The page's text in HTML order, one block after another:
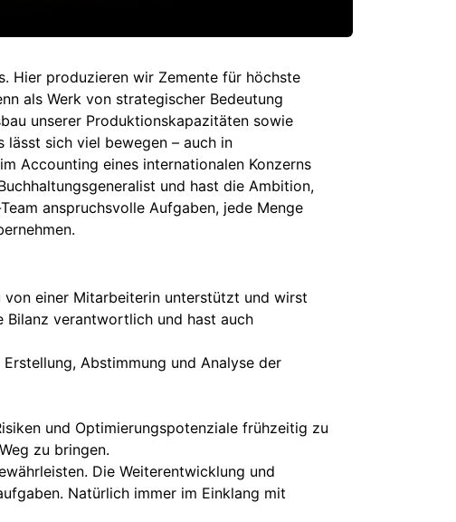
Hier produzieren wir Zemente für höchste
als Werk von strategischer Bedeutung
unserer Produktionskapazitäten sowie
lässt sich viel bewegen – auch in
Accounting eines internationalen Konzerns
und hast die Ambition,
anspruchsvolle Aufgaben, jede Menge
von einer Mitarbeiterin unterstützt und wirst
Bilanz verantwortlich und hast auch
Abstimmung und Analyse der
und Optimierungspotenziale frühzeitig zu
zu bringen.
Die Weiterentwicklung und
Natürlich immer im Einklang mit